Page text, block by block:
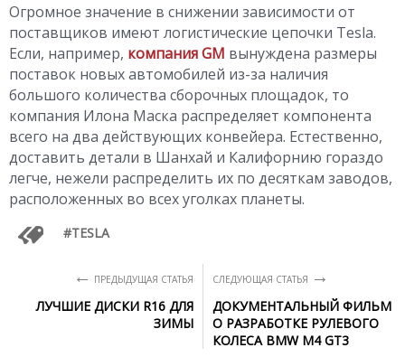
Огромное значение в снижении зависимости от
поставщиков имеют логистические цепочки Tesla.
Если, например, компания GM вынуждена размеры
поставок новых автомобилей из-за наличия
большого количества сборочных площадок, то
компания Илона Маска распределяет компонента
всего на два действующих конвейера. Естественно,
доставить детали в Шанхай и Калифорнию гораздо
легче, нежели распределить их по десяткам заводов,
расположенных во всех уголках планеты.
TESLA
← ПРЕДЫДУЩАЯ СТАТЬЯ
ЛУЧШИЕ ДИСКИ R16 ДЛЯ
ЗИМЫ
СЛЕДУЮЩАЯ СТАТЬЯ →
ДОКУМЕНТАЛЬНЫЙ ФИЛЬМ
О РАЗРАБОТКЕ РУЛЕВОГО
КОЛЕСА BMW M4 GT3